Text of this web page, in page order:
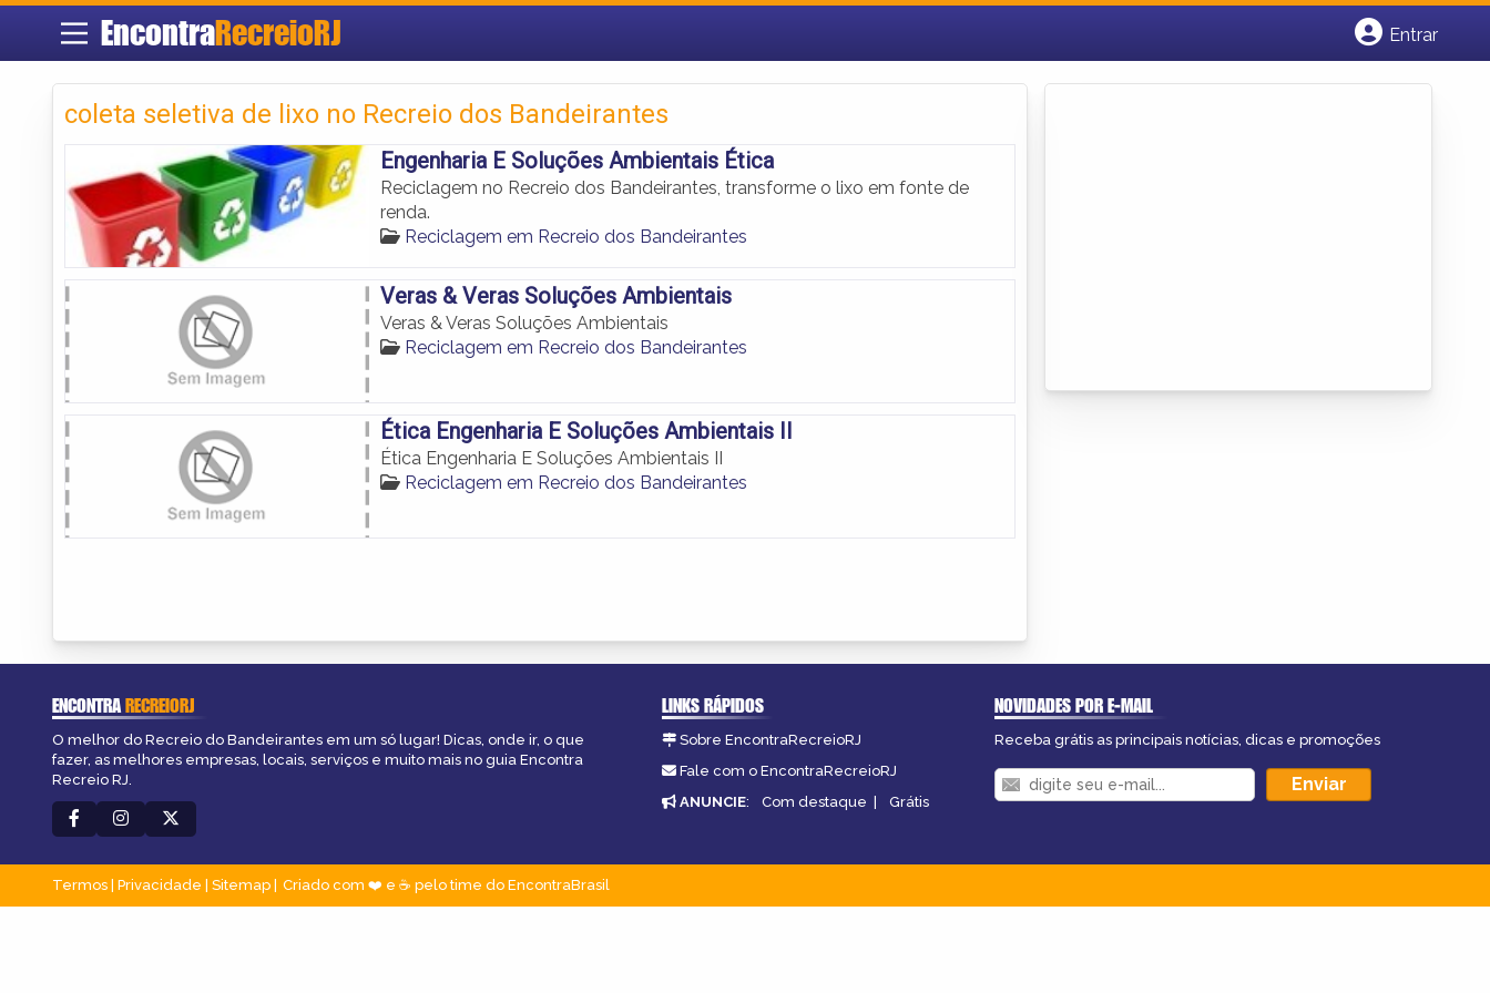
EncontraRecreioRJ
Entrar
coleta seletiva de lixo no Recreio dos Bandeirantes
Engenharia E Soluções Ambientais Ética
Reciclagem no Recreio dos Bandeirantes, transforme o lixo em fonte de
renda.
Reciclagem em Recreio dos Bandeirantes
Veras & Veras Soluções Ambientais
Veras & Veras Soluções Ambientais
Reciclagem em Recreio dos Bandeirantes
Ética Engenharia E Soluções Ambientais II
Ética Engenharia E Soluções Ambientais II
Reciclagem em Recreio dos Bandeirantes
ENCONTRARECREIORJ
O melhor do Recreio do Bandeirantes em um só lugar! Dicas, onde ir, o que
fazer, as melhores empresas, locais, serviços e muito mais no guia Encontra
Recreio RJ.
LINKS RÁPIDOS
Sobre EncontraRecreioRJ
Fale com o EncontraRecreioRJ
ANUNCIE: Com destaque | Grátis
NOVIDADES POR E-MAIL
Receba grátis as principais notícias, dicas e promoções
Termos | Privacidade | Sitemap Criado com ❤️ e ☕ pelo time do EncontraBrasil